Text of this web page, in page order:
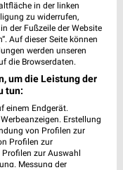
13Do 14 Fr
in der linken
zu widerrufen,
der Fußzeile der Website
Auf dieser Seite können
werden unseren
die Browserdaten.
um die Leistung der
tun:
einem Endgerät.
Erstellung
von Profilen zur
Profilen zur
zur Auswahl
Messung der